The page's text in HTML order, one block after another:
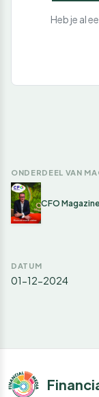
Heb je al
ONDERDEEL VAN
CFO
DATUM
01-12-2024